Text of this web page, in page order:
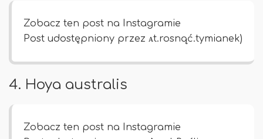
Zobacz ten post na Instagramie
Post udostępniony przez ᴀt.rosnąć.tymianek)
4. Hoya australis
Zobacz ten post na Instagramie